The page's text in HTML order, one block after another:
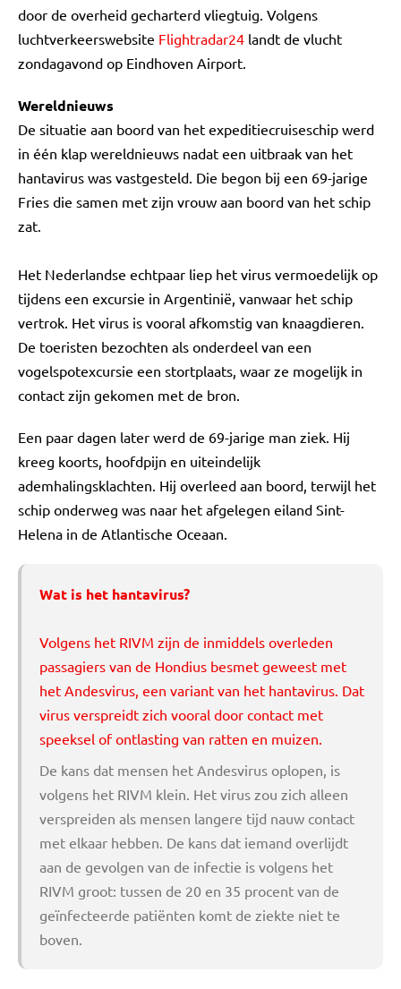
door de overheid gecharterd vliegtuig. Volgens
luchtverkeerswebsite Flightradar24 landt de vlucht
zondagavond op Eindhoven Airport.
Wereldnieuws
De situatie aan boord van het expeditiecruiseschip werd
in één klap wereldnieuws nadat een uitbraak van het
hantavirus was vastgesteld. Die begon bij een 69-jarige
Fries die samen met zijn vrouw aan boord van het schip
zat.
Het Nederlandse echtpaar liep het virus vermoedelijk op
tijdens een excursie in Argentinië, vanwaar het schip
vertrok. Het virus is vooral afkomstig van knaagdieren.
De toeristen bezochten als onderdeel van een
vogelspotexcursie een stortplaats, waar ze mogelijk in
contact zijn gekomen met de bron.
Een paar dagen later werd de 69-jarige man ziek. Hij
kreeg koorts, hoofdpijn en uiteindelijk
ademhalingsklachten. Hij overleed aan boord, terwijl het
schip onderweg was naar het afgelegen eiland Sint-
Helena in de Atlantische Oceaan.
Wat is het hantavirus?
Volgens het RIVM zijn de inmiddels overleden
passagiers van de Hondius besmet geweest met
het Andesvirus, een variant van het hantavirus. Dat
virus verspreidt zich vooral door contact met
speeksel of ontlasting van ratten en muizen.
De kans dat mensen het Andesvirus oplopen, is
volgens het RIVM klein. Het virus zou zich alleen
verspreiden als mensen langere tijd nauw contact
met elkaar hebben. De kans dat iemand overlijdt
aan de gevolgen van de infectie is volgens het
RIVM groot: tussen de 20 en 35 procent van de
geïnfecteerde patiënten komt de ziekte niet te
boven.